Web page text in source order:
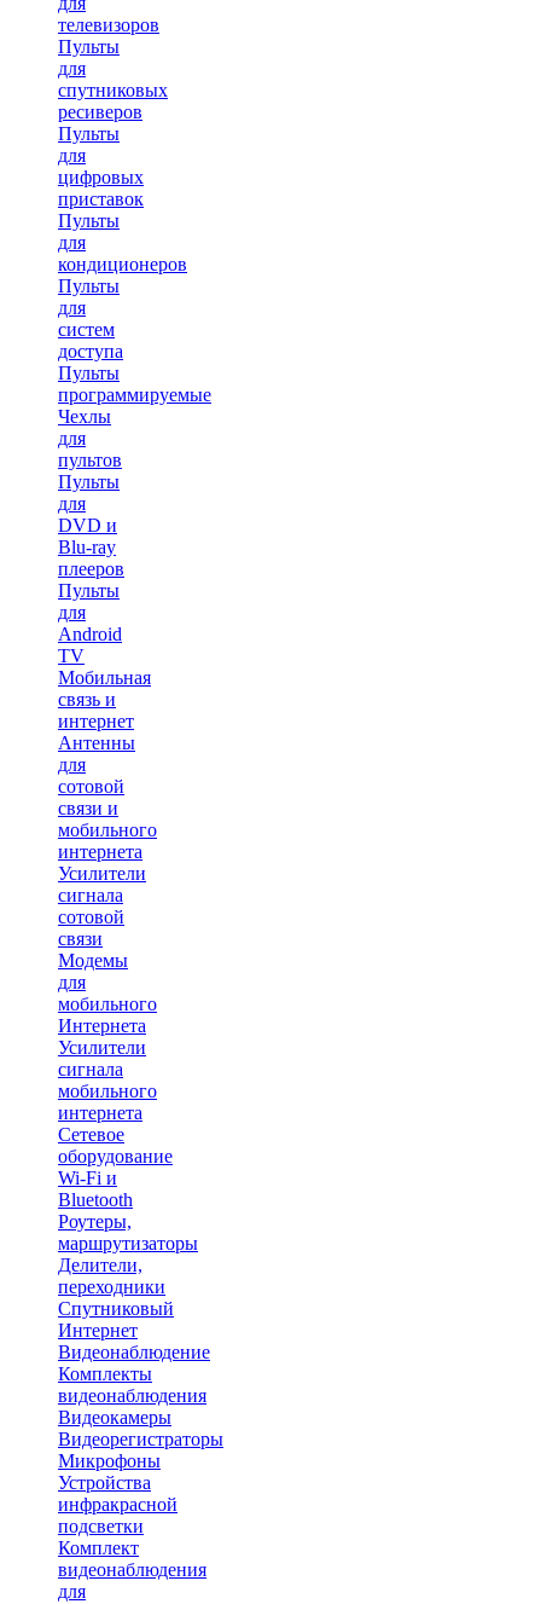
телевизоров
Пульты
для
спутниковых
ресиверов
Пульты
для
цифровых
приставок
Пульты
для
кондиционеров
Пульты
для
систем
доступа
Пульты
программируемые
Чехлы
для
пультов
Пульты
для
DVD и
Blu-ray
плееров
Пульты
для
Android
TV
Мобильная
связь и
интернет
Антенны
для
сотовой
связи и
мобильного
интернета
Усилители
сигнала
сотовой
связи
Модемы
для
мобильного
Интернета
Усилители
сигнала
мобильного
интернета
Сетевое
оборудование
Wi-Fi и
Bluetooth
Роутеры,
маршрутизаторы
Делители,
переходники
Спутниковый
Интернет
Видеонаблюдение
Комплекты
видеонаблюдения
Видеокамеры
Видеорегистраторы
Микрофоны
Устройства
инфракрасной
подсветки
Комплект
видеонаблюдения
для